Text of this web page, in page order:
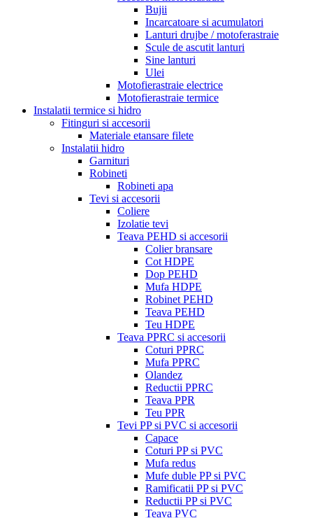
Bujii
Incarcatoare si acumulatori
Lanturi drujbe / motoferastraie
Scule de ascutit lanturi
Sine lanturi
Ulei
Motofierastraie electrice
Motofierastraie termice
Instalatii termice si hidro
Fitinguri si accesorii
Materiale etansare filete
Instalatii hidro
Garnituri
Robineti
Robineti apa
Tevi si accesorii
Coliere
Izolatie tevi
Teava PEHD si accesorii
Colier bransare
Cot HDPE
Dop PEHD
Mufa HDPE
Robinet PEHD
Teava PEHD
Teu HDPE
Teava PPRC si accesorii
Coturi PPRC
Mufa PPRC
Olandez
Reductii PPRC
Teava PPR
Teu PPR
Tevi PP si PVC si accesorii
Capace
Coturi PP si PVC
Mufa redus
Mufe duble PP si PVC
Ramificatii PP si PVC
Reductii PP si PVC
Teava PVC